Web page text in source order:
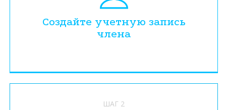
Создайте учетную запись
члена
ШАГ 2